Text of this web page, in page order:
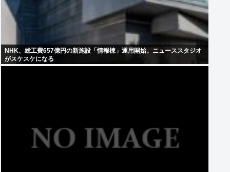
NHK、総工費657億円の新施設「情報棟」運用開始。ニューススタジオ
がスケスケになる